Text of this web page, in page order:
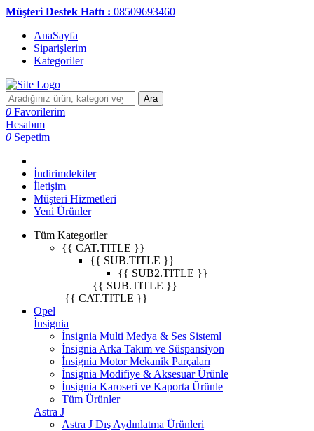
Müşteri Destek Hattı : 08509693460
AnaSayfa
Siparişlerim
Kategoriler
Ara
0 Favorilerim
Hesabım
0 Sepetim
İndirimdekiler
İletişim
Müşteri Hizmetleri
Yeni Ürünler
Tüm Kategoriler
{{ CAT.TITLE }}
{{ SUB.TITLE }}
{{ SUB2.TITLE }}
{{ SUB.TITLE }}
{{ CAT.TITLE }}
Opel
İnsignia
İnsignia Multi Medya & Ses Sisteml
İnsignia Arka Takım ve Süspansiyon
İnsignia Motor Mekanik Parçaları
İnsignia Modifiye & Aksesuar Ürünle
İnsignia Karoseri ve Kaporta Ürünle
Tüm Ürünler
Astra J
Astra J Dış Aydınlatma Ürünleri